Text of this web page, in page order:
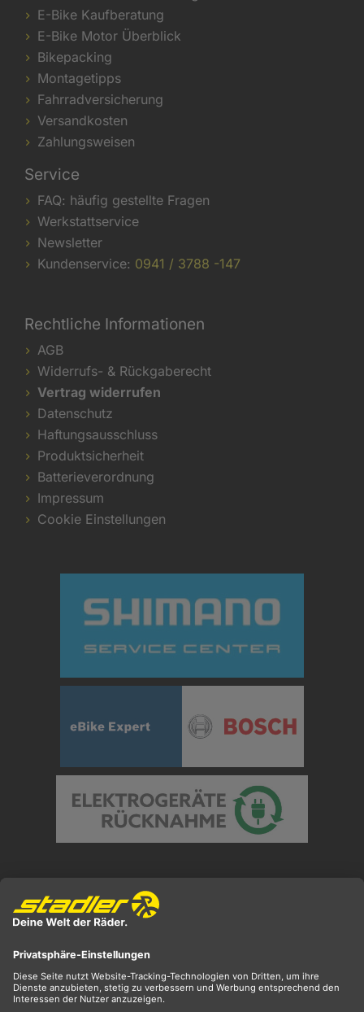
E-Bike Kaufberatung
E-Bike Motor Überblick
Bikepacking
Montagetipps
Fahrradversicherung
Versandkosten
Zahlungsweisen
Service
FAQ: häufig gestellte Fragen
Werkstattservice
Newsletter
Kundenservice: 0941 / 3788 -147
Rechtliche Informationen
AGB
Widerrufs- & Rückgaberecht
Vertrag widerrufen
Datenschutz
Haftungsausschluss
Produktsicherheit
Batterieverordnung
Impressum
Cookie Einstellungen